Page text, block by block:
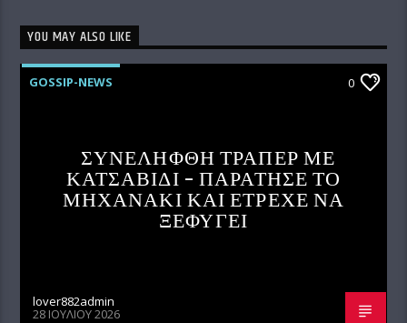
YOU MAY ALSO LIKE
GOSSIP-NEWS 0
ΣΥΝΕΛΗΦΘΗ ΤΡΑΠΕΡ ΜΕ
ΚΑΤΣΑΒΙΔΙ – ΠΑΡΑΤΗΣΕ ΤΟ
ΜΗΧΑΝΑΚΙ ΚΑΙ ΕΤΡΕΧΕ ΝΑ
ΞΕΦΥΓΕΙ
lover882admin
28 ΙΟΥΛΊΟΥ 2026